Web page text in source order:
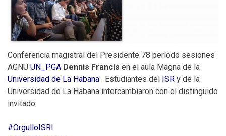
Conferencia magistral del Presidente 78 período sesiones
AGNU UN_PGA Dennis Francis en el aula Magna de la
Universidad de La Habana . Estudiantes del ISR y de la
Universidad de La Habana intercambiaron con el distinguido
invitado.
#OrgulloISRI